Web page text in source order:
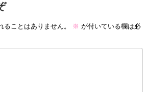
ることはありません。 ※ が付いている欄は必